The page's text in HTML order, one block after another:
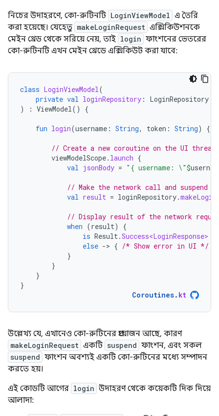
নিচের উদাহরণে, কো-রুটিনটি LoginViewModel এ তৈরি
করা হয়েছে। যেহেতু makeLoginRequest এক্সিকিউশনকে
মেইন থ্রেড থেকে সরিয়ে নেয়, তাই login ফাংশনের ভেতরের
কো-রুটিনটি এখন মেইন থ্রেডে এক্সিকিউট করা যাবে:
class LoginViewModel(
private val loginRepository :
LoginRepository
)
: ViewModel() {
fun login(username : String, token : String) {
// Create a new coroutine on the UI thread
viewModelScope. launch {
val jsonBody = "{ username: \"$
// Make the network call and
val result = loginRepository.
// Display result of the network
when (result)
{
is Result.Success<LoginResponse>
else -> { /* Show error in UI */
}
}
}
}
Coroutines. kt
উল্লেখ্য যে, এখানেও কো-রুটিনের প্রয়োজন আছে, কারণ
makeLoginRequest একটি suspend ফাংশন, এবং সকল
suspend ফাংশন অবশ্যই একটি কো-রুটিনের মধ্যে সম্পাদন
করতে হয়।
এই কোডটি আগের login উদাহরণ থেকে কয়েকটি দিক দিয়ে
আলাদা: